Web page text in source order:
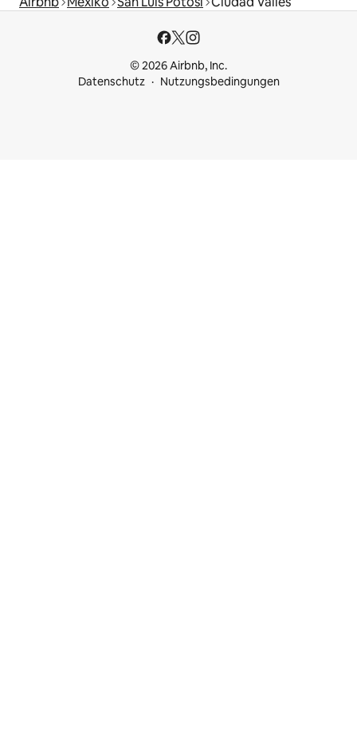
© 2026 Airbnb, Inc.
Datenschutz
Nutzungsbedingungen